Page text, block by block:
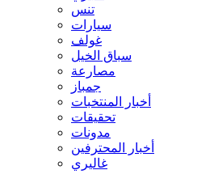
تنس
سيارات
غولف
سباق الخيل
مصارعة
جمباز
أخبار المنتخبات
تحقيقات
مدونات
أخبار المحترفين
غاليري